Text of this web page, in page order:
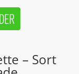
– Sort